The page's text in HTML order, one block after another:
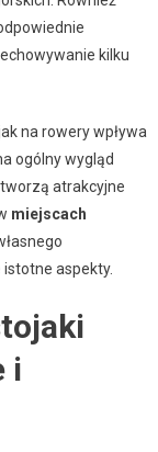
kilku
na rowery wpływa
ogólny wygląd
atrakcyjne
miejscach
aspekty.
i